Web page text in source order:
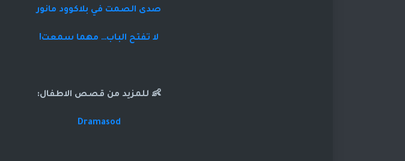
صدى الصمت في بلاكوود مانور
لا تفتح الباب… مهما سمعت!
👶 للمزيد من قصص الاطفال:
Dramasod